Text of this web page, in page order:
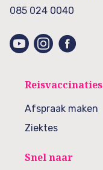
085 024 0040
Reisvaccinaties
Afspraak maken
Ziektes
Snel naar